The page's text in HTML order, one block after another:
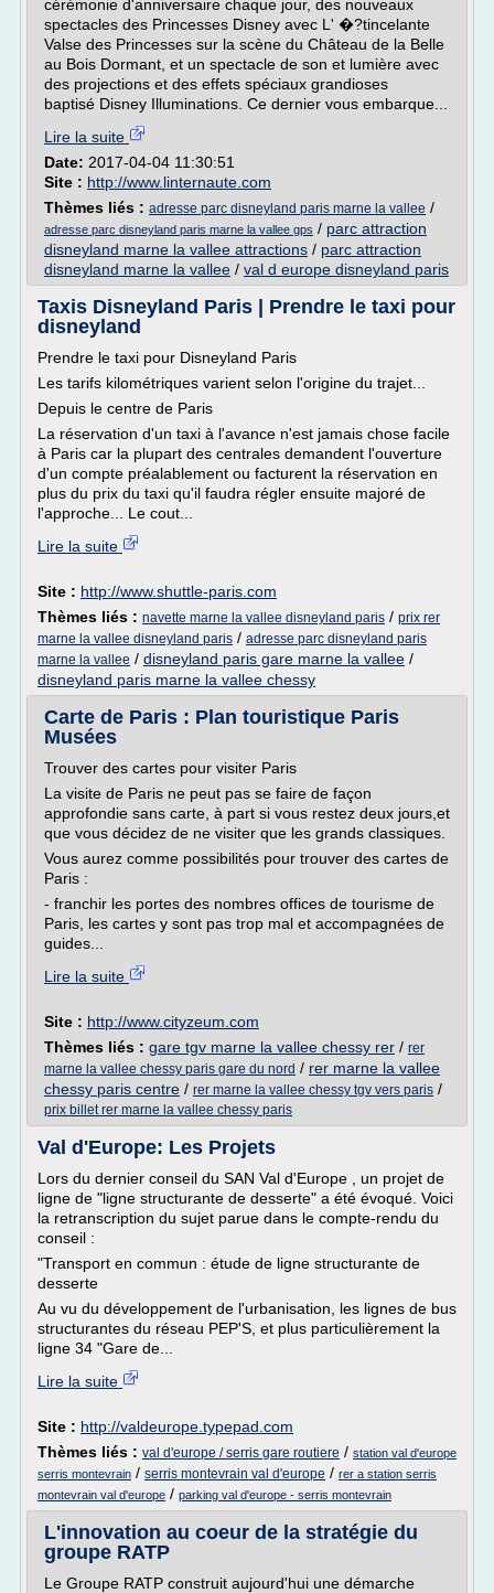
cérémonie d'anniversaire chaque jour, des nouveaux
spectacles des Princesses Disney avec L' �?tincelante
Valse des Princesses sur la scène du Château de la Belle
au Bois Dormant, et un spectacle de son et lumière avec
des projections et des effets spéciaux grandioses
baptisé Disney Illuminations. Ce dernier vous embarque...
Lire la suite
Date: 2017-04-04 11:30:51
Site : http://www.linternaute.com
Thèmes liés : adresse parc disneyland paris marne la vallee /
adresse parc disneyland paris marne la vallee gps / parc attraction
disneyland marne la vallee attractions / parc attraction
disneyland marne la vallee / val d europe disneyland paris
Taxis Disneyland Paris | Prendre le taxi pour
disneyland
Prendre le taxi pour Disneyland Paris
Les tarifs kilométriques varient selon l'origine du trajet...
Depuis le centre de Paris
La réservation d'un taxi à l'avance n'est jamais chose facile
à Paris car la plupart des centrales demandent l'ouverture
d'un compte préalablement ou facturent la réservation en
plus du prix du taxi qu'il faudra régler ensuite majoré de
l'approche... Le cout...
Lire la suite
Site : http://www.shuttle-paris.com
Thèmes liés : navette marne la vallee disneyland paris / prix rer
marne la vallee disneyland paris / adresse parc disneyland paris
marne la vallee / disneyland paris gare marne la vallee /
disneyland paris marne la vallee chessy
Carte de Paris : Plan touristique Paris
Musées
Trouver des cartes pour visiter Paris
La visite de Paris ne peut pas se faire de façon
approfondie sans carte, à part si vous restez deux jours,et
que vous décidez de ne visiter que les grands classiques.
Vous aurez comme possibilités pour trouver des cartes de
Paris :
- franchir les portes des nombres offices de tourisme de
Paris, les cartes y sont pas trop mal et accompagnées de
guides...
Lire la suite
Site : http://www.cityzeum.com
Thèmes liés : gare tgv marne la vallee chessy rer / rer
marne la vallee chessy paris gare du nord / rer marne la vallee
chessy paris centre / rer marne la vallee chessy tgv vers paris /
prix billet rer marne la vallee chessy paris
Val d'Europe: Les Projets
Lors du dernier conseil du SAN Val d'Europe , un projet de
ligne de "ligne structurante de desserte" a été évoqué. Voici
la retranscription du sujet parue dans le compte-rendu du
conseil :
"Transport en commun : étude de ligne structurante de
desserte
Au vu du développement de l'urbanisation, les lignes de bus
structurantes du réseau PEP'S, et plus particulièrement la
ligne 34 "Gare de...
Lire la suite
Site : http://valdeurope.typepad.com
Thèmes liés : val d'europe / serris gare routiere / station val d'europe
serris montevrain / serris montevrain val d'europe / rer a station serris
montevrain val d'europe / parking val d'europe - serris montevrain
L'innovation au coeur de la stratégie du
groupe RATP
Le Groupe RATP construit aujourd'hui une démarche